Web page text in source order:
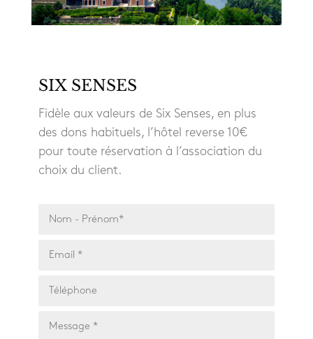
SIX SENSES
Fidèle aux valeurs de Six Senses, en plus
des dons habituels, l’hôtel reverse 10€
pour toute réservation à l’association du
choix du client.